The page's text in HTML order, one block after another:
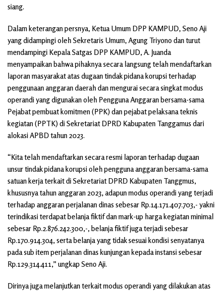
siang.
Dalam keterangan persnya, Ketua Umum DPP KAMPUD, Seno Aji
yang didampingi oleh Sekretaris Umum, Agung Triyono dan turut
mendampingi Kepala Satgas DPP KAMPUD, A. Juanda
menyampaikan bahwa pihaknya secara langsung telah mendaftarkan
laporan masyarakat atas dugaan tindak pidana korupsi terhadap
penggunaan anggaran daerah dan mengurai secara singkat modus
operandi yang digunakan oleh Pengguna Anggaran bersama-sama
Pejabat pembuat komitmen (PPK) dan pejabat pelaksana teknis
kegiatan (PPTK) di Sekretariat DPRD Kabupaten Tanggamus dari
alokasi APBD tahun 2023.
“Kita telah mendaftarkan secara resmi laporan terhadap dugaan
unsur tindak pidana korupsi oleh pengguna anggaran bersama-sama
satuan kerja terkait di Sekretariat DPRD Kabupaten Tanggmus,
khususnya tahun anggaran 2023, adapun modus operandi yang terjadi
terhadap anggaran perjalanan dinas sebesar Rp.14.171.407.703,- yakni
terindikasi terdapat belanja fiktif dan mark-up harga kegiatan minimal
sebesar Rp.2.876.242.300,-, belanja fiktif juga terjadi sebesar
Rp.170.914.304, serta belanja yang tidak sesuai kondisi senyatanya
pada sub item perjalanan dinas kunjungan kepada instansi sebesar
Rp.129.314.411,” ungkap Seno Aji.
Dirinya juga melanjutkan terkait modus operandi yang dilakukan atas